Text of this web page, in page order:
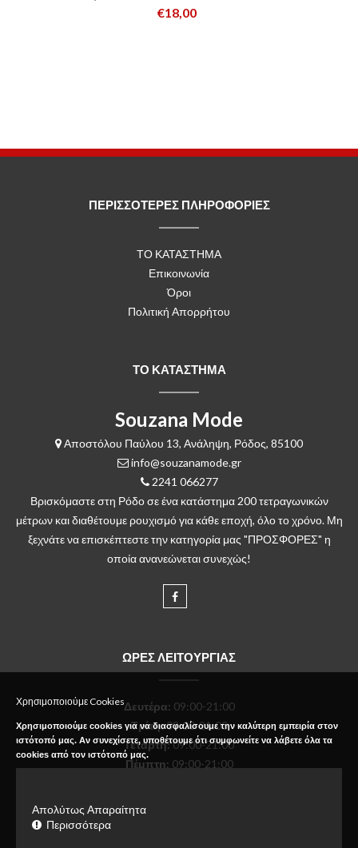
€18,00
ΠΕΡΙΣΣΟΤΕΡΕΣ ΠΛΗΡΟΦΟΡΙΕΣ
ΤΟ ΚΑΤΑΣΤΗΜΑ
Επικοινωνία
Όροι
Πολιτική Απορρήτου
ΤΟ ΚΑΤΑΣΤΗΜΑ
Souzana Mode
Αποστόλου Παύλου 13, Ανάληψη, Ρόδος, 85100
info@souzanamode.gr
2241 066277
Βρισκόμαστε στη Ρόδο σε ένα κατάστημα 200 τετραγωνικών
μέτρων και διαθέτουμε ρουχισμό για κάθε εποχή, όλο το χρόνο. Μη
ξεχνάτε να επισκέπτεστε την κατηγορία μας "ΠΡΟΣΦΟΡΕΣ" η
οποία ανανεώνεται συνεχώς!
ΩΡΕΣ ΛΕΙΤΟΥΡΓΙΑΣ
Δευτέρα: 09:00-21:00
Τρίτη:09:00-21:00
Τετάρτη:09:00-21:00
Πέμπτη: 09:00-21:00
Χρησιμοποιούμε Cookies
Χρησιμοποιούμε cookies για να διασφαλίσουμε την καλύτερη εμπειρία στον
ιστότοπό μας. Αν συνεχίσετε, υποθέτουμε ότι συμφωνείτε να λάβετε όλα τα
cookies από τον ιστότοπό μας.
Απολύτως Απαραίτητα
Περισσότερα